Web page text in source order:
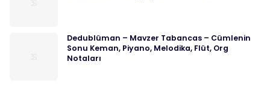
Dedublüman – Mavzer Tabancas – Cümlenin
Sonu Keman, Piyano, Melodika, Flüt, Org
Notaları